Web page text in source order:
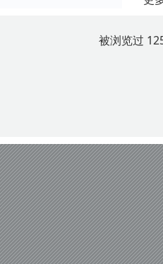
被浏览过